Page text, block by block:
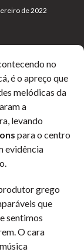
de 2022
no
é o apreço que
melódicas da
a
levando
para o centro
evidência
grego
que
sentimos
O cara